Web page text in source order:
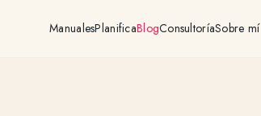
ManualesPlanificaBlogConsultoríaSobre mí